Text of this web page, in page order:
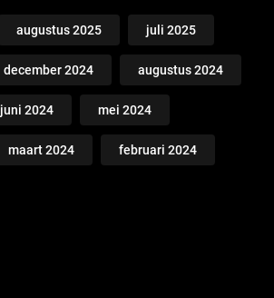
augustus 2025 juli 2025
december 2024 augustus 2024
juni 2024 mei 2024
maart 2024 februari 2024